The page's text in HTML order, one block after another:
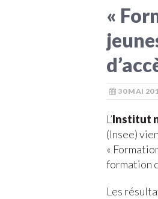
«
30 MAI
L’Institut
(Insee)
«
formation
Les